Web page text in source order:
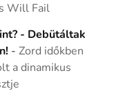
Will Fail
- Debütáltak
-Zord időkben
a dinamikus